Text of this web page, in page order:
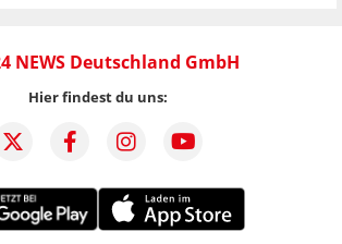
NEWS Deutschland GmbH
Hier findest du uns: